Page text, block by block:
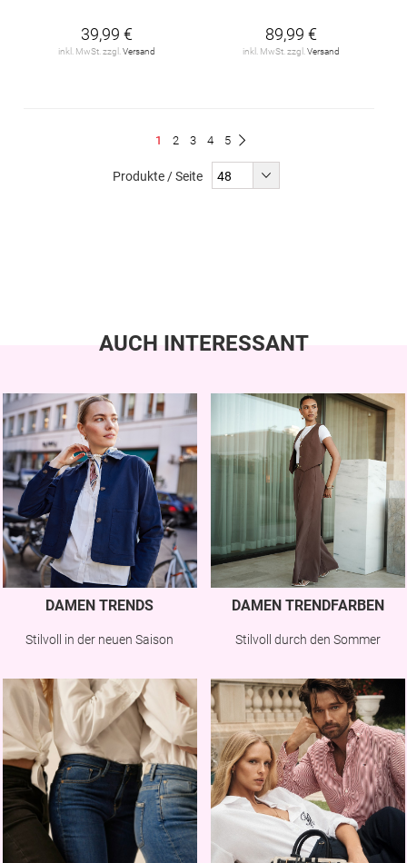
39,99 €
inkl. MwSt. zzgl. Versand
89,99 €
inkl. MwSt. zzgl. Versand
Du
1 Seite
2 Seite
3 Seite
4 Seite
5
Produkte / Seite
AUCH INTERESSANT
DAMEN TRENDS
Stilvoll in der neuen Saison
DAMEN TRENDFARBEN
Stilvoll durch den Sommer